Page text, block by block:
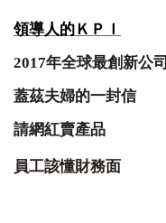
領導人的ＫＰＩ
2017年全球最創新公司
蓋茲夫婦的一封信
請網紅賣產品
員工該懂財務面